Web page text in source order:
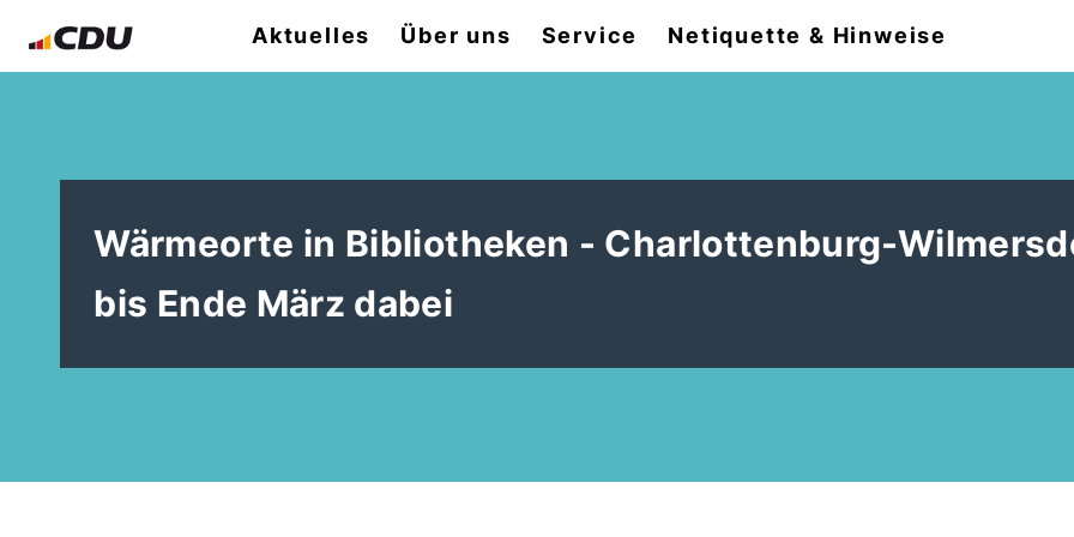
Aktuelles Über uns Service Netiquette & Hinweise
Wärmeorte in Bibliotheken - Charlottenburg-
bis Ende März dabei